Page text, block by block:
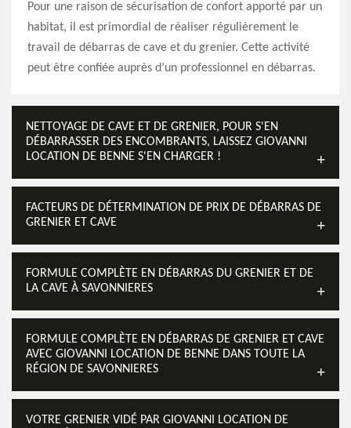
Pour une raison de sécurisation de confort apporté par un
habitat, il est primordial de réaliser régulièrement le
travail de débarras de cave et du grenier. Cette activité
peut être confiée auprès d’un professionnel en débarras.
NETTOYAGE DE CAVE ET DE GRENIER, POUR S'EN
DÉBARRASSER DES ENCOMBRANTS, LAISSEZ GIOVANNI
LOCATION DE BENNE S'EN CHARGER !
FACTEURS DE DÉTERMINATION DE PRIX DE DÉBARRAS DE
GRENIER ET CAVE
FORMULE COMPLÈTE EN DÉBARRAS DU GRENIER ET DE
LA CAVE À SAVONNIERES
FORMULE COMPLÈTE EN DÉBARRAS DE GRENIER ET CAVE
AVEC GIOVANNI LOCATION DE BENNE DANS TOUTE LA
RÉGION DE SAVONNIERES
VOTRE GRENIER VIDÉ PAR GIOVANNI LOCATION DE